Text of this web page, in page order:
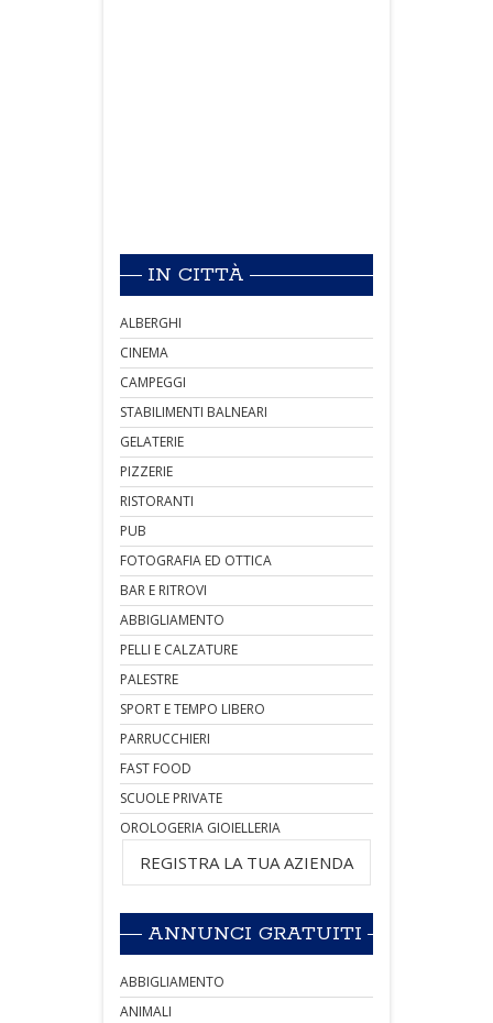
IN CITTÀ
ALBERGHI
CINEMA
CAMPEGGI
STABILIMENTI BALNEARI
GELATERIE
PIZZERIE
RISTORANTI
PUB
FOTOGRAFIA ED OTTICA
BAR E RITROVI
ABBIGLIAMENTO
PELLI E CALZATURE
PALESTRE
SPORT E TEMPO LIBERO
PARRUCCHIERI
FAST FOOD
SCUOLE PRIVATE
OROLOGERIA GIOIELLERIA
REGISTRA LA TUA AZIENDA
ANNUNCI GRATUITI
ABBIGLIAMENTO
ANIMALI